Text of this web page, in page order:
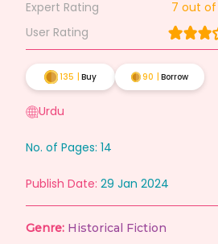
Expert Rating 7 out of
User Rating
135 Buy 90 Borrow
Urdu
No. of Pages: 14
Publish Date: 29 Jan 2024
Genre: Historical Fiction